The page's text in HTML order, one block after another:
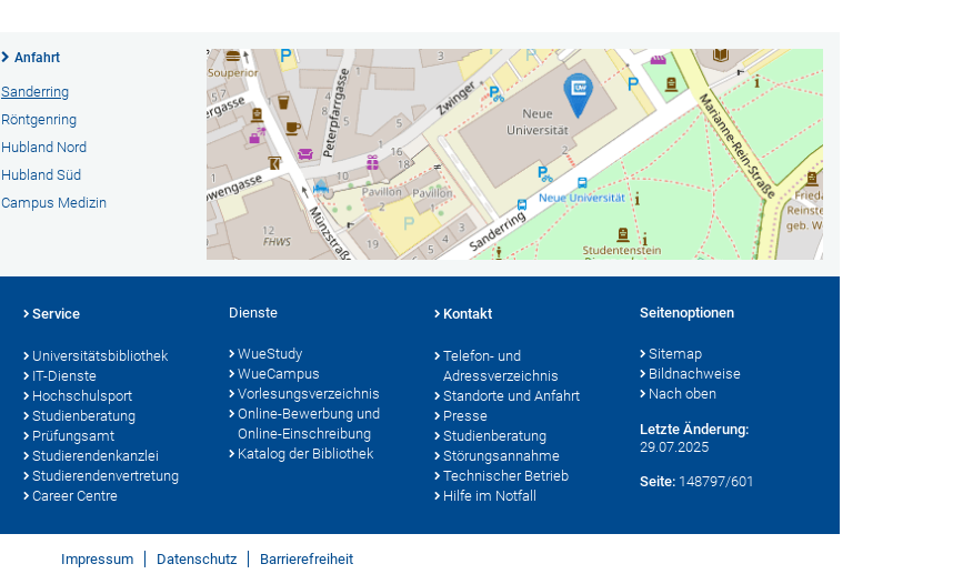
Anfahrt
Sanderring
Röntgenring
Hubland Nord
Hubland Süd
Campus Medizin
Service
Universitätsbibliothek
IT-Dienste
Hochschulsport
Studienberatung
Prüfungsamt
Studierendenkanzlei
Studierendenvertretung
Career Centre
Dienste
WueStudy
WueCampus
Vorlesungsverzeichnis
Online-Bewerbung und
Online-Einschreibung
Katalog der Bibliothek
Kontakt
Telefon- und
Adressverzeichnis
Standorte und Anfahrt
Presse
Studienberatung
Störungsannahme
Technischer Betrieb
Hilfe im Notfall
Seitenoptionen
Sitemap
Bildnachweise
Nach oben
Letzte Änderung:
29.07.2025
Seite: 148797/601
Impressum Datenschutz Barrierefreiheit